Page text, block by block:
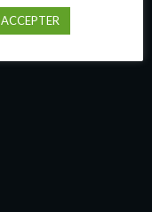
ACCEPTER